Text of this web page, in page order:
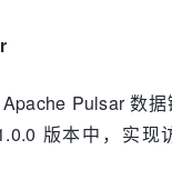
Pulsar 数
版本中，实现